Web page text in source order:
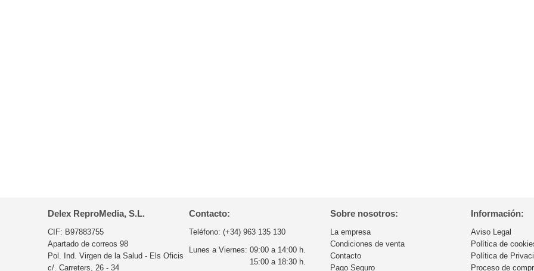
Delex ReproMedia, S.L.
CIF: B97883755
Apartado de correos 98
Pol. Ind. Virgen de la Salud - Els Oficis
c/. Carreters, 26 - 34
Contacto:
Teléfono: (+34) 963 135 130
Lunes a Viernes: 09:00 a 14:00 h.
15:00 a 18:30 h.
Sobre nosotros:
La empresa
Condiciones de venta
Contacto
Pago Seguro
Información:
Aviso Legal
Política de
Política de
Proceso de